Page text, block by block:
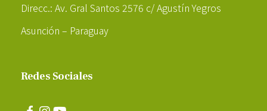
Direcc.: Av. Gral Santos 2576 c/ Agustín Yegros
Asunción – Paraguay
Redes Sociales